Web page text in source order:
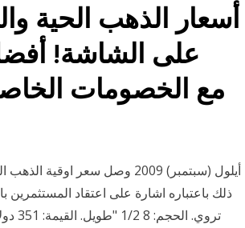
أسعار الذهب الحية
على الشاشة!